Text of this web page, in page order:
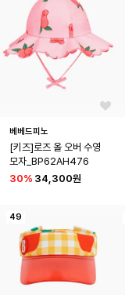
베베드피노
[키즈]로즈 올 오버 수영
모자_BP62AH476
30% 34,300원
49